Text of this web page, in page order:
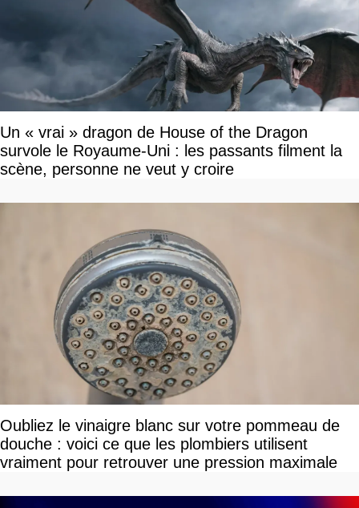
Un « vrai » dragon de House of the Dragon
survole le Royaume-Uni : les passants filment la
scène, personne ne veut y croire
Oubliez le vinaigre blanc sur votre pommeau de
douche : voici ce que les plombiers utilisent
vraiment pour retrouver une pression maximale